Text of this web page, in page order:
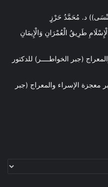
د. مُحَمَّدُ حَرْزٍ
طَرِيقُ الْعُمْرَانِ وَالْإِيمَانِ
(جبر الخواطــــر) للدكتور
الإسراء والمعراج (جبر